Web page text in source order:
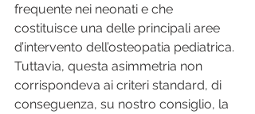
frequente nei neonati e che
costituisce una delle principali aree
d’intervento dell’osteopatia pediatrica.
Tuttavia, questa asimmetria non
corrispondeva ai criteri standard, di
conseguenza, su nostro consiglio, la